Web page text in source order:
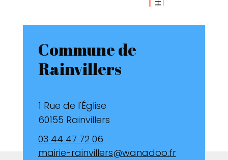
Commune de
Rainvillers
1 Rue de l'Église
60155 Rainvillers
03 44 47 72 06
mairie-rainvillers@wanadoo.fr